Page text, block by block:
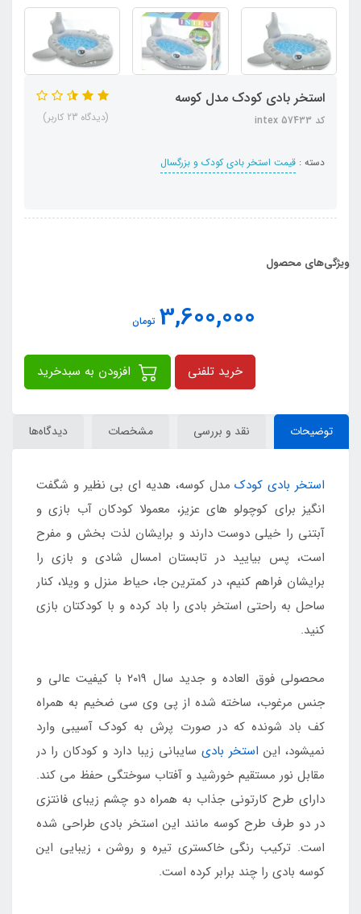
استخر بادی کودک مدل کوسه
کد intex 57433
دسته : قیمت استخر بادی کودک و بزرگسال
(دیدگاه 23 کاربر)
ویژگی‌های محصول
3,600,000 تومان
خرید تلفنی
توضیحات نقد و بررسی مشخصات دیدگاه‌ها
استخر بادی کودکمدل کوسه، هدیه ای بی نظیر و شگفت
انگیز برای کوچولو های عزیز، معمولا کودکان آب بازی و
آبتنی را خیلی دوست دارند و برایشان لذت بخش و مفرح
است، پس بیایید در تابستان امسال شادی و بازی را
برایشان فراهم کنیم، در کمترین جا، حیاط منزل و ویلا، کنار
ساحل به راحتی استخر بادی را باد کرده و با کودکتان بازی
کنید.
محصولی فوق العاده و جدید سال ۲۰۱۹ با کیفیت عالی و
جنس مرغوب، ساخته شده از پی وی سی ضخیم به همراه
کف باد شونده که در صورت پرش به کودک آسیبی وارد
نمیشود، این استخر بادی سایبانی زیبا دارد و کودکان را در
مقابل نور مستقیم خورشید و آفتاب سوختگی حفظ می کند.
دارای طرح کارتونی جذاب به همراه دو چشم زیبای فانتزی
در دو طرف طرح کوسه مانند این استخر بادی طراحی شده
است. ترکیب رنگی خاکستری تیره و روشن ، زیبایی این
کوسه بادی را چند برابر کرده است.